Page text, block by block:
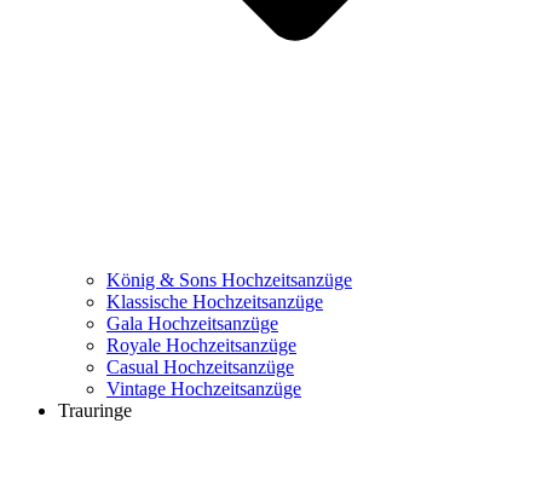
König & Sons Hochzeitsanzüge
Klassische Hochzeitsanzüge
Gala Hochzeitsanzüge
Royale Hochzeitsanzüge
Casual Hochzeitsanzüge
Vintage Hochzeitsanzüge
Trauringe